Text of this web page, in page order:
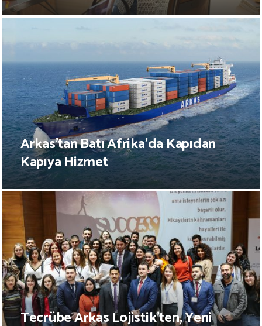
Arkas’tan Batı Afrika’da Kapıdan
Kapıya Hizmet
Tecrübe Arkas Lojistik’ten, Yeni